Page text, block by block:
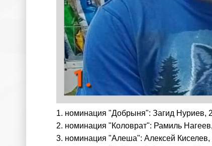
1. номинация "Добрыня": Загид Нуриев,
2. номинация "Коловрат": Рамиль
3. номинация "Алеша": Алексей